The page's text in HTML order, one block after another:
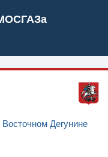
Дегунине